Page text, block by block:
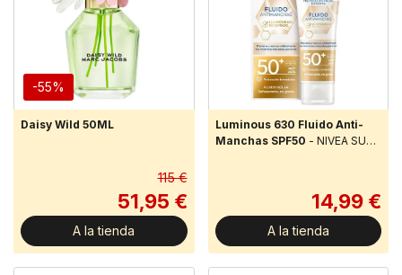
-55%
Daisy Wild 50ML
115 €
51,95 €
A la tienda
Luminous 630 Fluido Anti-
Manchas SPF50 - NIVEA SUN
inmediatamente la delica...
14,99 €
A la tienda